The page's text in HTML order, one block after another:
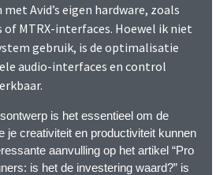
Avid’s eigen hardware, zoals
of MTRX-interfaces. Hoewel ik niet
gebruik, is de optimalisatie
audio-interfaces en control
is het essentieel om de
je creativiteit en productiviteit kunnen
aanvulling op het artikel “Pro
is het de investering waard?” is